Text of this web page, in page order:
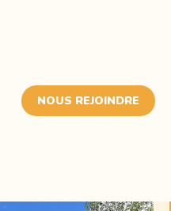
NOUS REJOINDRE